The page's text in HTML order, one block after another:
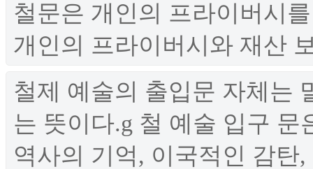
철문은 개인의 프라이버시
개인의 프라이버시와 재산
철제 예술의 출입문 자체는
는 뜻이다.g 철 예술 입구
역사의 기억, 이국적인 감탄